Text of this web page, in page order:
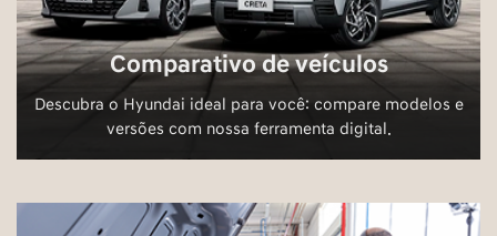
Comparativo de veículos
Descubra o Hyundai ideal para você: compare modelos e
versões com nossa ferramenta digital.